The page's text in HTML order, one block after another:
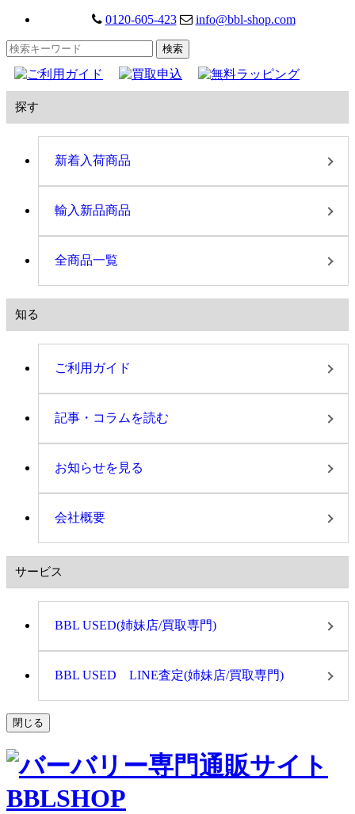
0120-605-423 info@bbl-shop.com
探す
新着入荷商品
輸入新品商品
全商品一覧
知る
ご利用ガイド
記事・コラムを読む
お知らせを見る
会社概要
サービス
BBL USED(姉妹店/買取専門)
BBL USED LINE査定(姉妹店/買取専門)
閉じる